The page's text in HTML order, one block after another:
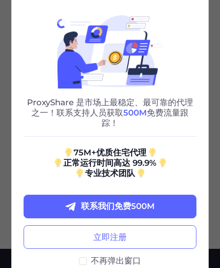
下方出现你新添加的子账户即视为成功
如何白名单认证
两种代理身份配置教程
ProxyShare 是市场上最稳定、最可靠的代理
之一！联系支持人员获取500M免费流量跟
踪！
75M+优质住宅代理
正常运行时间高达 99.9%
专业技术团队
立即注册
联系我们免费500M
不再弹出窗口